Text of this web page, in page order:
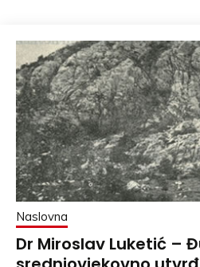
Naslovna
Dr Miroslav Luketić –